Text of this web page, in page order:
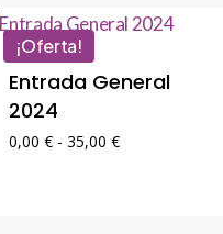
¡Oferta!
Entrada General
2024
0,00€ - 35,00€Rango